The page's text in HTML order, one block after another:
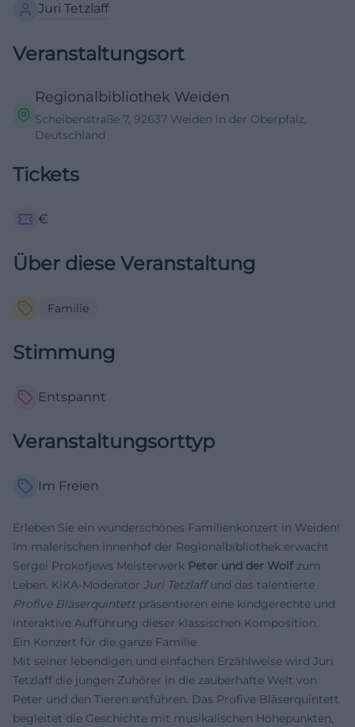
Juri Tetzlaff
Veranstaltungsort
Regionalbibliothek Weiden
Scheibenstraße 7, 92637 Weiden in der Oberpfalz,
Deutschland
Tickets
€
Über diese Veranstaltung
Familie
Stimmung
Entspannt
Veranstaltungsorttyp
Im Freien
Erleben Sie ein wunderschönes Familienkonzert in Weiden!
Im malerischen Innenhof der Regionalbibliothek erwacht
Sergei Prokofjews Meisterwerk Peter und der Wolfzum
Leben. KiKA-Moderator Juri Tetzlaffund das talentierte
Profive Bläserquintett präsentieren eine kindgerechte und
interaktive Aufführung dieser klassischen Komposition.
Ein Konzert für die ganze Familie
Mit seiner lebendigen und einfachen Erzählweise wird Juri
Tetzlaff die jungen Zuhörer in die zauberhafte Welt von
Peter und den Tieren entführen. Das Profive Bläserquintett
begleitet die Geschichte mit musikalischen Höhepunkten,